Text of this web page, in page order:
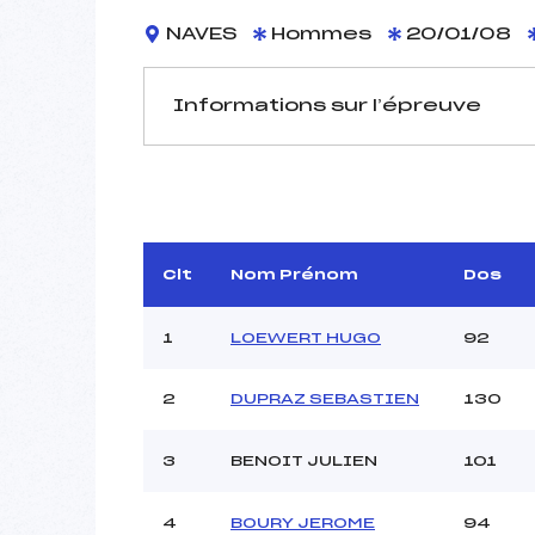
NAVES Hommes 20/01/08
Informations sur l’épreuve
D.T Adjoint :
Dir. Epreuve :
Pénalité appliquée :
Clt Nom Prénom Dos
1 LOEWERT HUGO 92
2 DUPRAZ SEBASTIEN 130
3 BENOIT JULIEN 101
4 BOURY JEROME 94